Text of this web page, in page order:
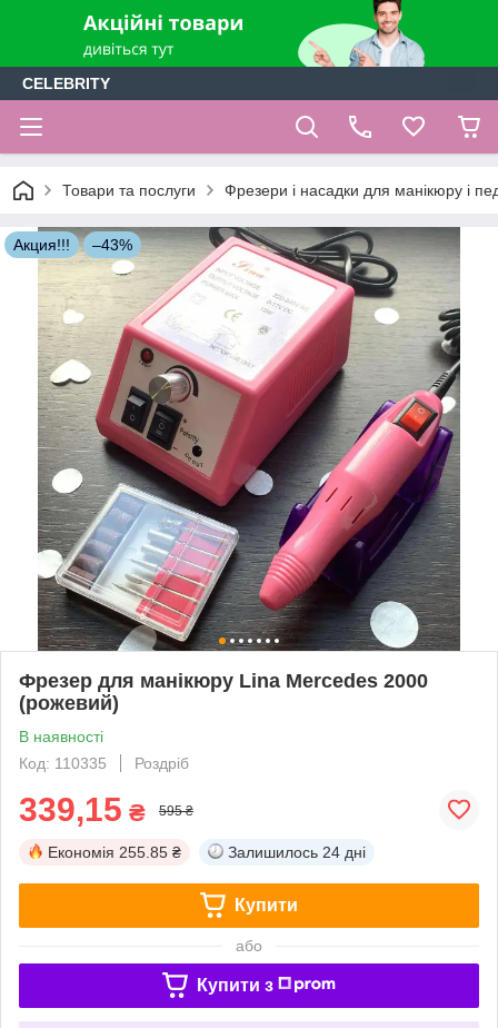
CELEBRITY
Товари та послуги Фрезери і насадки для манікюру і
Акция!!! –43%
Фрезер для манікюру Lina Mercedes 2000
(рожевий)
В наявності
Код: 110335
Роздріб
339,15 ₴ 595 ₴
Економія 255.85 ₴ Залишилось 24 дні
Купити
або
Купити з